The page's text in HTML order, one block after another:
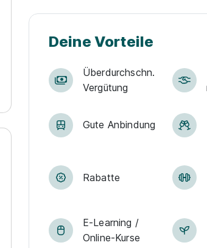
Deine Vorteile
Über­durch­schn.
Ver­gü­tung
Gute An­bin­dung
Rabatte
E-Lear­ning /
On­line-Kur­se